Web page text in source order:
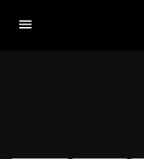
menu